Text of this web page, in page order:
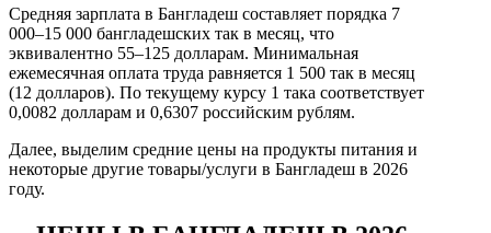
Средняя зарплата в Бангладеш составляет порядка 7
000–15 000 бангладешских так в месяц, что
эквивалентно 55–125 долларам. Минимальная
ежемесячная оплата труда равняется 1 500 так в месяц
(12 долларов). По текущему курсу 1 така соответствует
0,0082 долларам и 0,6307 российским рублям.
Далее, выделим средние цены на продукты питания и
некоторые другие товары/услуги в Бангладеш в 2026
году.